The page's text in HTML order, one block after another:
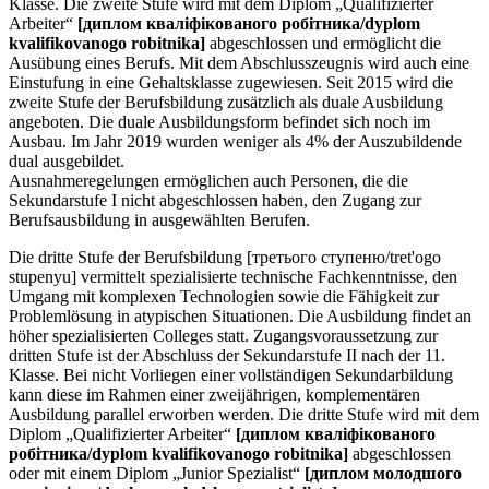
Klasse. Die zweite Stufe wird mit dem Diplom „Qualifizierter
Arbeiter“ [диплом кваліфікованого робітника/dyplom
kvalifikovanogo robitnika] abgeschlossen und ermöglicht die
Ausübung eines Berufs. Mit dem Abschlusszeugnis wird auch eine
Einstufung in eine Gehaltsklasse zugewiesen. Seit 2015 wird die
zweite Stufe der Berufsbildung zusätzlich als duale Ausbildung
angeboten. Die duale Ausbildungsform befindet sich noch im
Ausbau. Im Jahr 2019 wurden weniger als 4% der Auszubildende
dual ausgebildet.
Ausnahmeregelungen ermöglichen auch Personen, die die
Sekundarstufe I nicht abgeschlossen haben, den Zugang zur
Berufsausbildung in ausgewählten Berufen.
Die dritte Stufe der Berufsbildung [третього ступеню/tret'ogo
stupenyu] vermittelt spezialisierte technische Fachkenntnisse, den
Umgang mit komplexen Technologien sowie die Fähigkeit zur
Problemlösung in atypischen Situationen. Die Ausbildung findet an
höher spezialisierten Colleges statt. Zugangsvoraussetzung zur
dritten Stufe ist der Abschluss der Sekundarstufe II nach der 11.
Klasse. Bei nicht Vorliegen einer vollständigen Sekundarbildung
kann diese im Rahmen einer zweijährigen, komplementären
Ausbildung parallel erworben werden. Die dritte Stufe wird mit dem
Diplom „Qualifizierter Arbeiter“ [диплом кваліфікованого
робітника/dyplom kvalifikovanogo robitnika] abgeschlossen
oder mit einem Diplom „Junior Spezialist“ [диплом молодшого